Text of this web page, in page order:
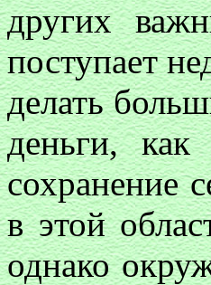
других
поступает
делать
деньги,
сохранение
в этой
однако